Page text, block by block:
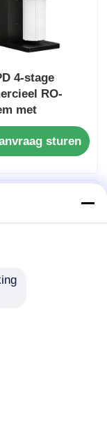
4-stage
RO-
met
voor
sturen